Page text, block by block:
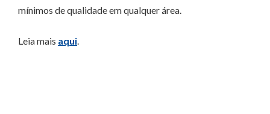
mínimos de qualidade em qualquer área.
Leia mais aqui.